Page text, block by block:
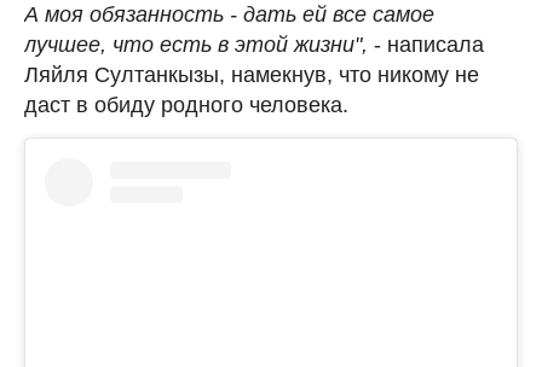
А моя обязанность - дать ей все самое
лучшее, что есть в этой жизни", - написала
Ляйля Султанкызы, намекнув, что никому не
даст в обиду родного человека.